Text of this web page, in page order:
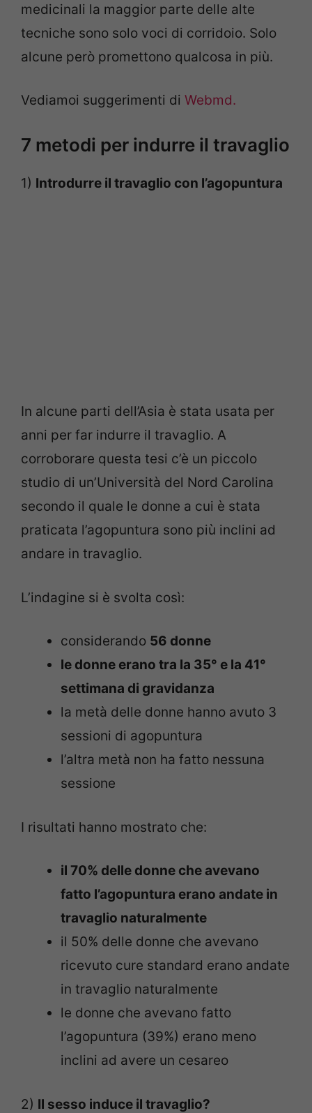
medicinali la maggior parte delle alte
tecniche sono solo voci di corridoio. Solo
alcune però promettono qualcosa in più.
Vediamoi suggerimenti di Webmd.
7 metodi per indurre il travaglio
1) Introdurre il travaglio con l’agopuntura
In alcune parti dell’Asia è stata usata per
anni per far indurre il travaglio. A
corroborare questa tesi c’è un piccolo
studio di un’Università del Nord Carolina
secondo il quale le donne a cui è stata
praticata l’agopuntura sono più inclini ad
andare in travaglio.
L’indagine si è svolta così:
considerando 56 donne
le donne erano tra la 35° e la 41°
settimana di gravidanza
la metà delle donne hanno avuto 3
sessioni di agopuntura
l’altra metà non ha fatto nessuna
sessione
I risultati hanno mostrato che:
il 70% delle donne che avevano
fatto l’agopuntura erano andate in
travaglio naturalmente
il 50% delle donne che avevano
ricevuto cure standard erano andate
in travaglio naturalmente
le donne che avevano fatto
l’agopuntura (39%) erano meno
inclini ad avere un cesareo
2) Il sesso induce il travaglio?